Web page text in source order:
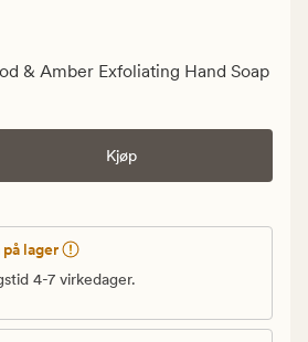
& Amber Exfoliating Hand Soap
Kjøp
på lager
4-7 virkedager.